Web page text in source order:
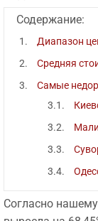
Содержание:
Диапазон
Средняя
Самые
Согласно